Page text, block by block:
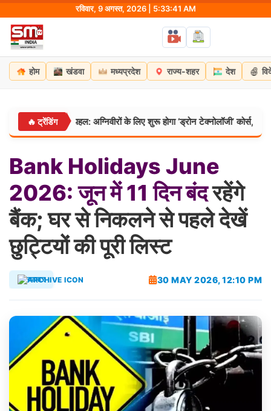
content
रविवार, 9 अगस्त, 2026 | 5:33:42 AM
होम खंडवा मध्यप्रदेश राज्य-शहर देश
🔥 ट्रेंडिंग
की नई पहल: अग्निवीरों के लिए शुरू होगा ‘ड्रोन टेक्नोलॉजी’ कोर्स, नौकरी के साथ
Bank Holidays June
2026: जूनमें 11 दिनबंदरहेंगे
बैंक; घर से निकलने से पहले देखें
छुट्टियों की पूरी लिस्ट
व्यापार 30 MAY 2026, 12:10 PM